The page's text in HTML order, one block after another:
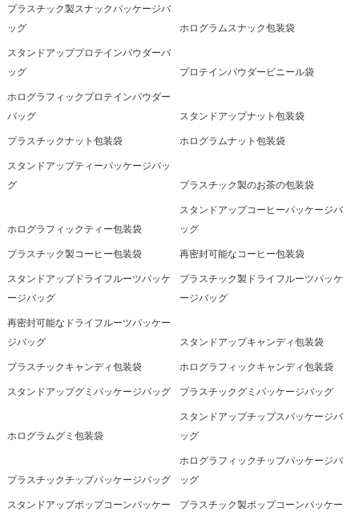
プラスチック製スナックパッケージバ
ッグ
ホログラムスナック包装袋
スタンドアッププロテインパウダーバ
ッグ
プロテインパウダービニール袋
ホログラフィックプロテインパウダー
バッグ
スタンドアップナット包装袋
プラスチックナット包装袋 ホログラムナット包装袋
スタンドアップティーパッケージバッ
グ
プラスチック製のお茶の包装袋
ホログラフィックティー包装袋
スタンドアップコーヒーパッケージバ
ッグ
プラスチック製コーヒー包装袋 再密封可能なコーヒー包装袋
スタンドアップドライフルーツパッケ
ージバッグ
プラスチック製ドライフルーツパッケ
ージバッグ
再密封可能なドライフルーツパッケー
ジバッグ
スタンドアップキャンディ包装袋
プラスチックキャンディ包装袋 ホログラフィックキャンディ包装袋
スタンドアップグミパッケージバッグ プラスチックグミパッケージバッグ
ホログラムグミ包装袋
スタンドアップチップスパッケージバ
ッグ
プラスチックチップパッケージバッグ
ホログラフィックチップパッケージバ
ッグ
スタンドアップポップコーンパッケー
プラスチック製ポップコーンパッケー